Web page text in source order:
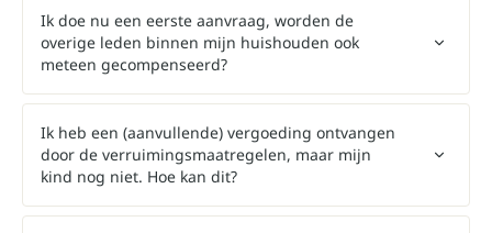
Ik doe nu een eerste aanvraag, worden de
overige leden binnen mijn huishouden ook
meteen gecompenseerd?
Ik heb een (aanvullende) vergoeding ontvangen
door de verruimingsmaatregelen, maar mijn
kind nog niet. Hoe kan dit?